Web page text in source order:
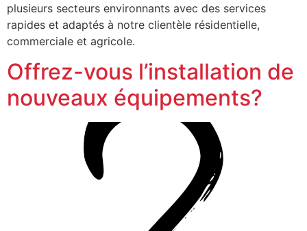
plusieurs secteurs environnants avec des services
rapides et adaptés à notre clientèle résidentielle,
commerciale et agricole.
Offrez-vous l’installation de
nouveaux équipements?